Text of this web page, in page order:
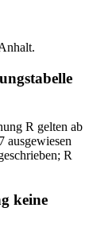
R gelten ab
ausgewiesen
R
keine